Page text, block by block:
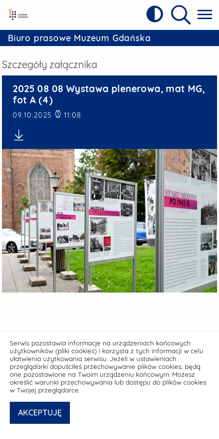
Serwis pozostawia informacje na urządzeniach końcowych
użytkowników (pliki cookies) i korzysta z tych informacji w celu
ułatwienia użytkowania serwisu. Jeżeli w ustawieniach
przeglądarki dopuściłeś przechowywanie plików cookies, będą
one pozostawione na Twoim urządzeniu końcowym. Możesz
określić warunki przechowywania lub dostępu do plików cookies
w Twojej przeglądarce.
AKCEPTUJĘ
Referat Prasowy Urzędu Miejskiego w
Kontrast
Biuro prasowe Muzeum Gdańska
Szczegóły załącznika
2025 08 08 Wystawa plenerowa, mat MG,
fot A (4)
Data publikacji
09.10.2025 11:08
© powered by netPR.pl